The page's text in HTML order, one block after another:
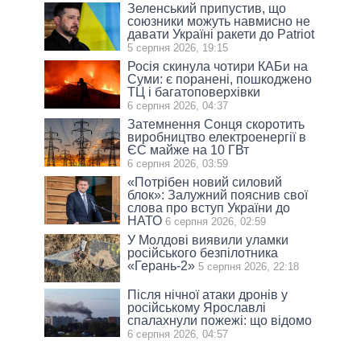
Зеленський припустив, що
союзники можуть навмисно не
давати Україні ракети до Patriot
5 серпня 2026, 19:15
Росія скинула чотири КАБи на
Суми: є поранені, пошкоджено
ТЦ і багатоповерхівки
6 серпня 2026, 04:37
Затемнення Сонця скоротить
виробництво електроенергії в
ЄС майже на 10 ГВт
6 серпня 2026, 03:59
«Потрібен новий силовий
блок»: Залужний пояснив свої
слова про вступ України до
НАТО 6 серпня 2026, 02:59
У Молдові виявили уламки
російського безпілотника
«Герань-2» 5 серпня 2026, 22:18
Після нічної атаки дронів у
російському Ярославлі
спалахнули пожежі: що відомо
6 серпня 2026, 04:57